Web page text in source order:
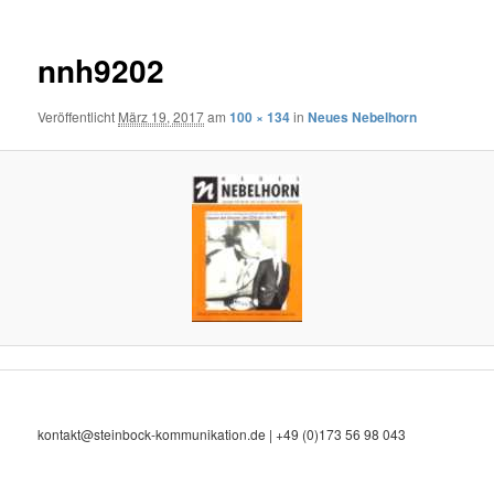
nnh9202
Veröffentlicht März 19, 2017am100 × 134inNeues Nebelhorn
kontakt@steinbock-kommunikation.de | +49 (0)173 56 98 043